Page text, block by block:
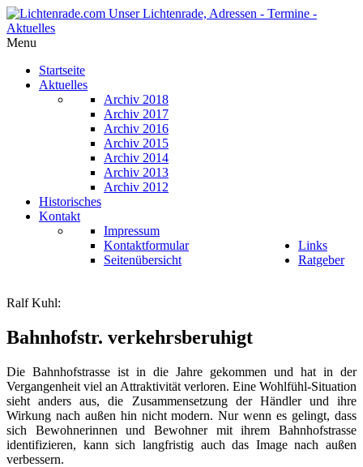
Menu
Startseite
Aktuelles
Archiv 2018
Archiv 2017
Archiv 2016
Archiv 2015
Archiv 2014
Archiv 2013
Archiv 2012
Historisches
Kontakt
Impressum
Kontaktformular
Seitenübersicht
Links
Ratgeber
Ralf Kuhl:
Bahnhofstr. verkehrsberuhigt
Die Bahnhofstrasse ist in die Jahre gekommen und hat in der
Vergangenheit viel an Attraktivität verloren. Eine Wohlfühl-Situation
sieht anders aus, die Zusammensetzung der Händler und ihre
Wirkung nach außen hin nicht modern. Nur wenn es gelingt, dass
sich Bewohnerinnen und Bewohner mit ihrem Bahnhofstrasse
identifizieren, kann sich langfristig auch das Image nach außen
verbessern.